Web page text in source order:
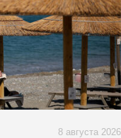
8 августа 2026